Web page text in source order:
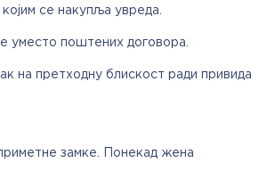
се накупља увреда.
уместо поштених договора.
на претходну блискост ради привида
замке. Понекад жена